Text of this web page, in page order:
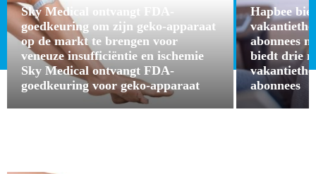
Sky Medical ontvangt FDA-
goedkeuring om zijn geko-apparaat
op de markt te brengen voor
veneuze insufficiëntie en ischemie
Sky Medical ontvangt FDA-
goedkeuring voor geko-apparaat
Hapbee
abonnees
biedt drie
abonnees